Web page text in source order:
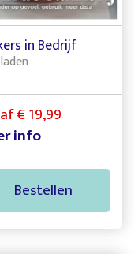
in Bedrijf
€ 19,99
info
Bestellen